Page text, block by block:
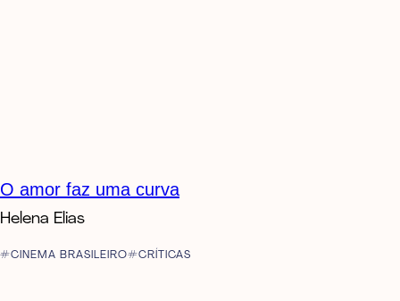
O amor faz uma curva
Helena Elias
CINEMA BRASILEIRO CRÍTICAS